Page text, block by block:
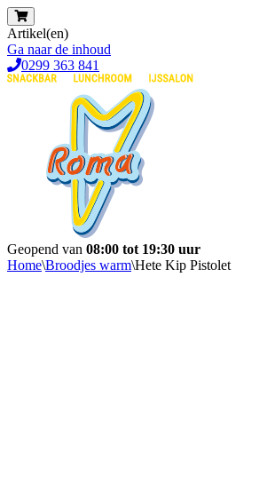
Artikel(en)
Ga naar de inhoud
0299 363 841
Geopend van 08:00 tot 19:30 uur
Home\Broodjes warm\Hete Kip Pistolet